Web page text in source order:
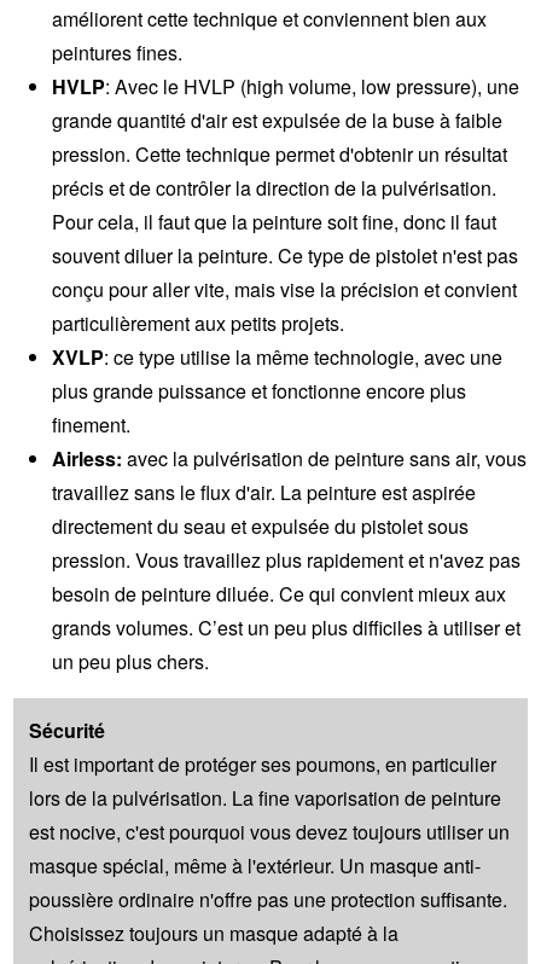
améliorent cette technique et conviennent bien aux
peintures fines.
HVLP: Avec le HVLP (high volume, low pressure), une
grande quantité d'air est expulsée de la buse à faible
pression. Cette technique permet d'obtenir un résultat
précis et de contrôler la direction de la pulvérisation.
Pour cela, il faut que la peinture soit fine, donc il faut
souvent diluer la peinture. Ce type de pistolet n'est pas
conçu pour aller vite, mais vise la précision et convient
particulièrement aux petits projets.
XVLP: ce type utilise la même technologie, avec une
plus grande puissance et fonctionne encore plus
finement.
Airless: avec la pulvérisation de peinture sans air, vous
travaillez sans le flux d'air. La peinture est aspirée
directement du seau et expulsée du pistolet sous
pression. Vous travaillez plus rapidement et n'avez pas
besoin de peinture diluée. Ce qui convient mieux aux
grands volumes. C’est un peu plus difficiles à utiliser et
un peu plus chers.
Sécurité
Il est important de protéger ses poumons, en particulier
lors de la pulvérisation. La fine vaporisation de peinture
est nocive, c'est pourquoi vous devez toujours utiliser un
masque spécial, même à l'extérieur. Un masque anti-
poussière ordinaire n'offre pas une protection suffisante.
Choisissez toujours un masque adapté à la